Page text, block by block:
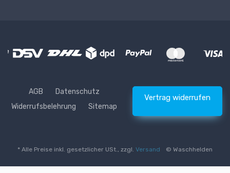
AGB
Datenschutz
Widerrufsbelehrung
Sitemap
Vertrag widerrufen
* Alle Preise inkl. gesetzlicher USt., zzgl. Versand © Waschhelden